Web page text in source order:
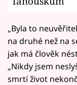
„Byla to
na druhé než na
jak má člověk
„Nikdy jsem
smrtí život